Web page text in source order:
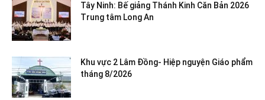
Tây Ninh: Bế giảng Thánh Kinh Căn Bản 2026
Trung tâm Long An
Khu vực 2 Lâm Đồng- Hiệp nguyện Giáo phẩm
tháng 8/2026